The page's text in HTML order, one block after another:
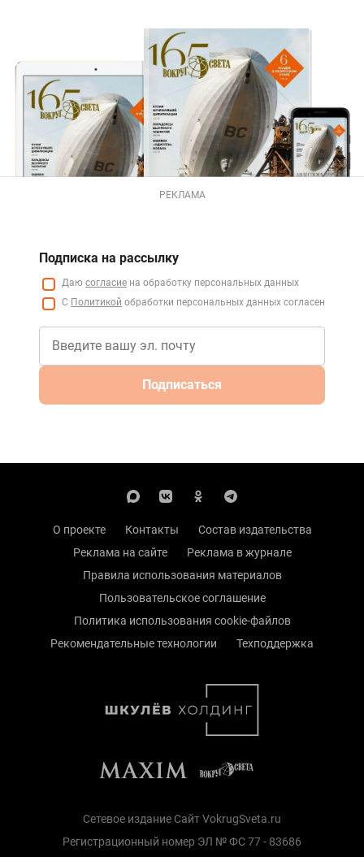
РЕКЛАМА
Подписка на рассылку
Даю согласие на обработку персональных данных
С Политикой обработки персональных данных согласен
Подписаться
О проекте Контакты
Состав издательства
Реклама на сайте
Реклама в журнале
Правила использования материалов
Пользовательское соглашение
Политика использования cookie-файлов
Рекомендательные технологии
Техподдержка
Сетевое издание Сайт VokrugSveta.ru
Регистрационный номер ЭЛ № ФС 77 - 83686